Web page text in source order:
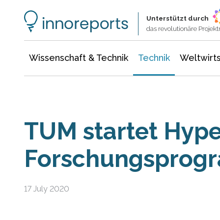
Unterstützt durch
das revolutionäre
Wissenschaft & Technik Technik
TUM startet
17 July 2020